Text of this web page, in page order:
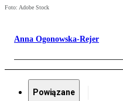
Foto: Adobe Stock
Anna Ogonowska-Rejer
Powiązane